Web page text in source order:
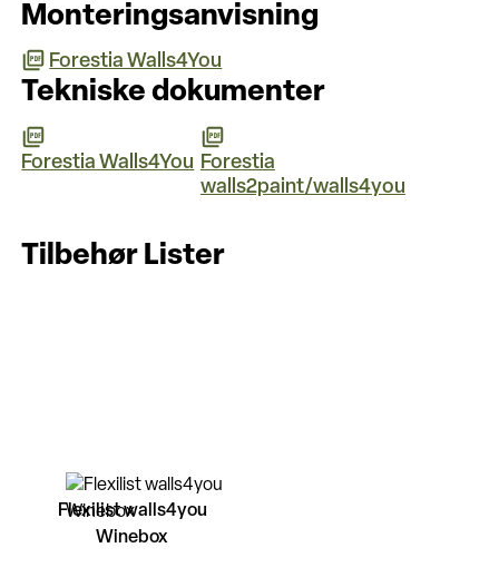
Monteringsanvisning
Forestia Walls4You
Tekniske dokumenter
Forestia Walls4You Forestia
walls2paint/walls4you
Tilbehør Lister
Flexilist walls4you
Winebox